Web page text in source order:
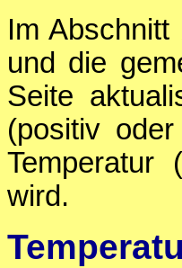
Im Abschnitt
und die
Seite
(positiv
wird.